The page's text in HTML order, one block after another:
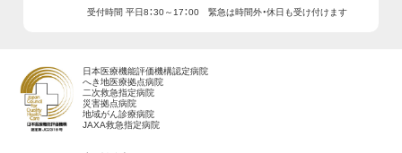
受付時間 平日8：30～17：00 緊急は時間外・休日も受け付けます
日本医療機能評価機構認定病院
へき地医療拠点病院
二次救急指定病院
災害拠点病院
地域がん診療病院
JAXA救急指定病院